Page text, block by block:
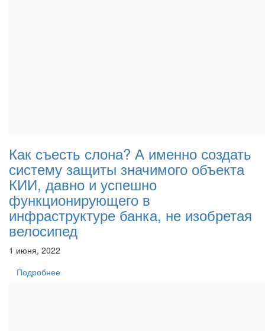
Как съесть слона? А именно создать
систему защиты значимого объекта
КИИ, давно и успешно
функционирующего в
инфраструктуре банка, не изобретая
велосипед
1 июня, 2022
Подробнее